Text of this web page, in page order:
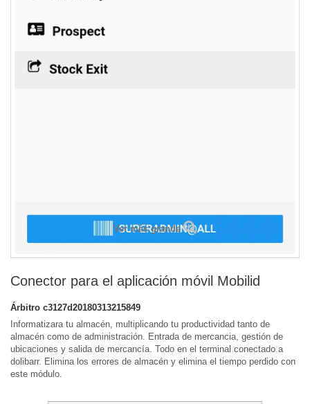
Ver más grande
Conector para el aplicación móvil Mobilid
Árbitro c3127d20180313215849
Informatizara tu almacén, multiplicando tu productividad tanto de
almacén como de administración. Entrada de mercancia, gestión de
ubicaciones y salida de mercancía. Todo en el terminal conectado a
dolibarr. Elimina los errores de almacén y elimina el tiempo perdido con
este módulo.